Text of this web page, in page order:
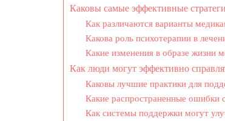
Каковы самые эффективные
Как различаются варианты
Какова роль психотерапии в
Какие изменения в образе жизни
Как люди могут эффективно
Каковы лучшие практики для
Какие распространенные ошибки
Как системы поддержки могут